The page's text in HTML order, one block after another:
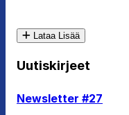
Lataa Lisää
Uutiskirjeet
Newsletter #27